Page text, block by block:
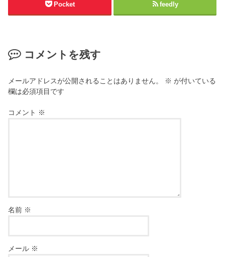
Pocket feedly
コメントを残す
メールアドレスが公開されることはありません。 ※ が付いている
欄は必須項目です
コメント ※
名前 ※
メール ※